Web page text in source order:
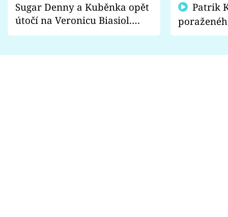
Sugar Denny a Kuběnka opět
útočí na Veronicu Biasiol.
Proč je podle nich falešná a
fanoušci